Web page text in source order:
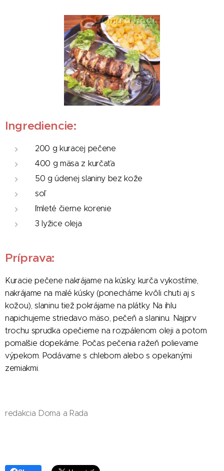
Ingrediencie:
200 g kuracej pečene
400 g mäsa z kurčaťa
50 g údenej slaniny bez kože
soľ
ľmleté čierne korenie
3 lyžice oleja
Príprava:
Kuracie pečene nakrájame na kúsky, kurča vykostíme,
nakrájame na malé kúsky (ponecháme kvôli chuti aj s
kožou), slaninu tiež pokrájame na plátky. Na ihlu
napichujeme striedavo mäso, pečeň a slaninu. Najprv
trochu sprudka opečieme na rozpálenom oleji a potom
pomalšie dopekáme. Počas pečenia ražeň polievame
výpekom. Podávame s chlebom alebo s opekanými
zemiakmi.
redakcia Doma a Rada